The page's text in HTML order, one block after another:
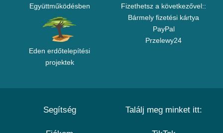
Együttműködésben
Eden erdőtelepítési
projektek
Fizethetsz a következővel::
Bármely fizetési kártya
PayPal
Przelewy24
Segítség Találj meg minket itt: